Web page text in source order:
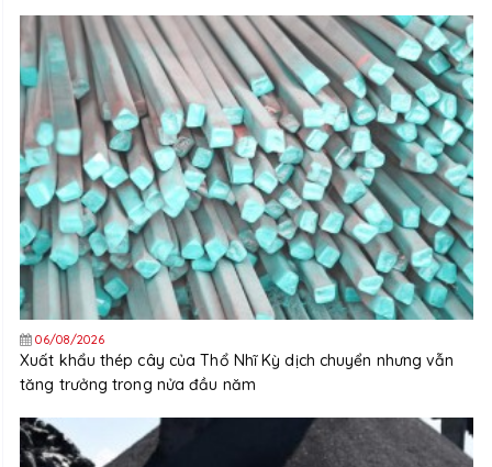
06/08/2026
Xuất khẩu thép cây của Thổ Nhĩ Kỳ dịch chuyển nhưng vẫn
tăng trưởng trong nửa đầu năm